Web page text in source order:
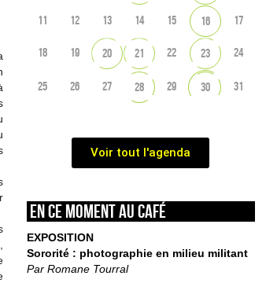
11 12 13 14 15 16 17
18 19 20 21 22 23 24
25 26 27 28 29 30 31
Voir tout l'agenda
En ce moment au café
EXPOSITION
Sororité : photographie en milieu militant
Par Romane Tourral